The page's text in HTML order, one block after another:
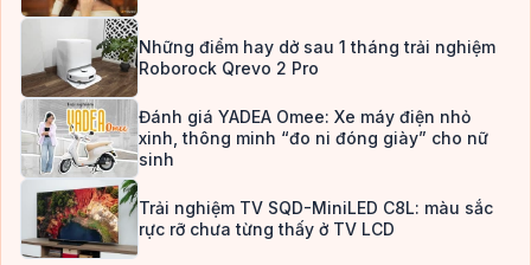
Những điểm hay dở sau 1 tháng trải nghiệm
Roborock Qrevo 2 Pro
Đánh giá YADEA Omee: Xe máy điện nhỏ
xinh, thông minh “đo ni đóng giày” cho nữ
sinh
Trải nghiệm TV SQD-MiniLED C8L: màu sắc
rực rỡ chưa từng thấy ở TV LCD